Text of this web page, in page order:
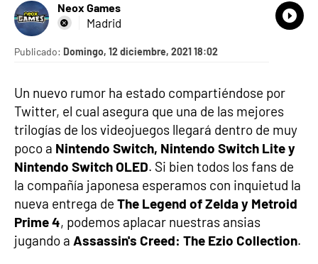
Neox Games
Madrid
Publicado: Domingo, 12 diciembre, 2021 18:02
Un nuevo rumor ha estado compartiéndose por
Twitter, el cual asegura que una de las mejores
trilogías de los videojuegos llegará dentro de muy
poco a Nintendo Switch, Nintendo Switch Lite y
Nintendo Switch OLED. Si bien todos los fans de
la compañía japonesa esperamos con inquietud la
nueva entrega de The Legend of Zelda y Metroid
Prime 4, podemos aplacar nuestras ansias
jugando a Assassin's Creed: The Ezio Collection.